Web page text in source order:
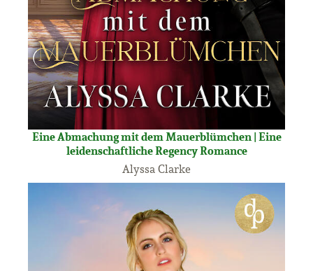
Eine Abmachung mit dem Mauerblümchen | Eine
leidenschaftliche Regency Romance
Alyssa Clarke